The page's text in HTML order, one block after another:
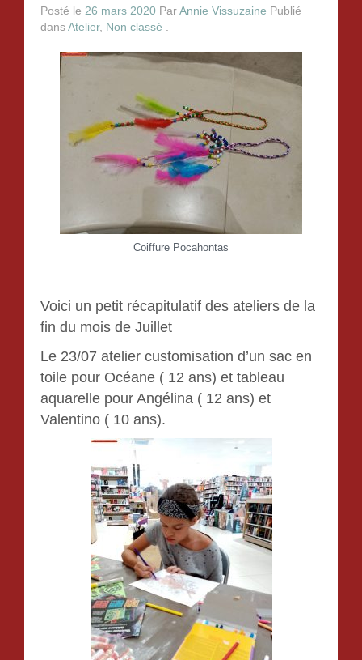
Le collage de serviettes
Tableaux de sable
Gouter d’Anniversaire
Contact
Posté le 26 mars 2020 Par Annie Vissuzaine Publié
dans Atelier, Non classé .
Coiffure Pocahontas
Voici un petit récapitulatif des ateliers de la
fin du mois de Juillet
Le 23/07 atelier customisation d’un sac en
toile pour Océane ( 12 ans) et tableau
aquarelle pour Angélina ( 12 ans) et
Valentino ( 10 ans).